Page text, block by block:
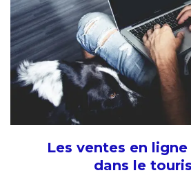
Les ventes en ligne
dans le